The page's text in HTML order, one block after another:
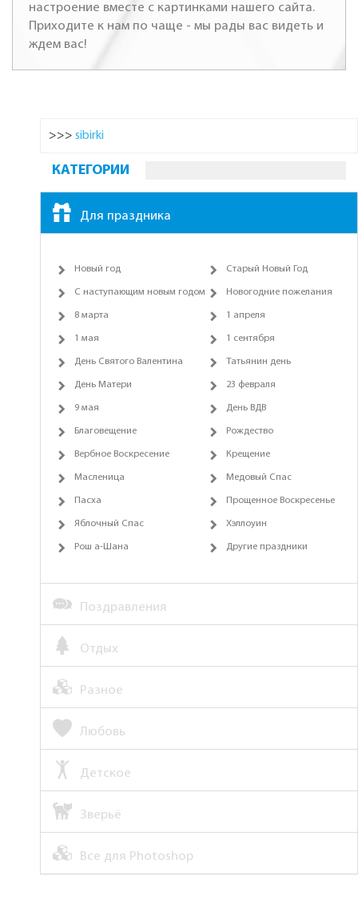
настроение вместе с картинками нашего сайта.
Приходите к нам по чаще - мы рады вас видеть и
ждем вас!
>>> sibirki
КАТЕГОРИИ
Для праздника
Новый год Старый Новый Год
С наступающим новым годом Новогодние пожелания
8 марта 1 апреля
1 мая 1 сентября
День Святого Валентина Татьянин день
День Матери 23 февраля
9 мая День ВДВ
Благовещение Рождество
Вербное Воскресение Крещение
Масленица Медовый Спас
Пасха Прощенное Воскресенье
Яблочный Спас Хэллоуин
Рош а-Шана Другие праздники
Поздравления
Отдых
Разное
Любовь
Детское
Зверьё
Все для Photoshop